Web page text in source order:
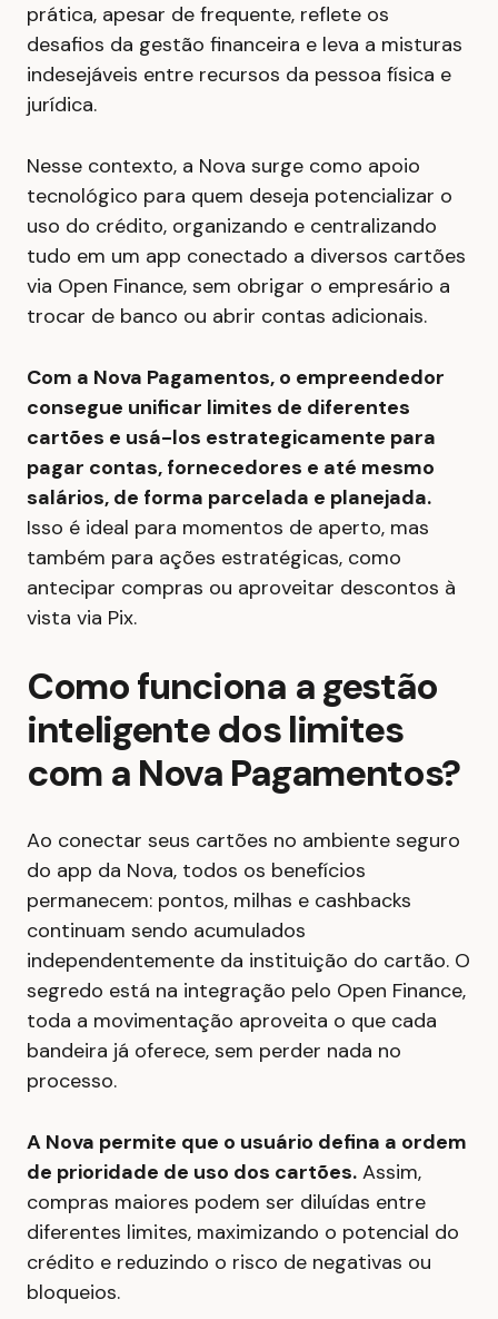
prática, apesar de frequente, reflete os
desafios da gestão financeira e leva a misturas
indesejáveis entre recursos da pessoa física e
jurídica.
Nesse contexto, a Nova surge como apoio
tecnológico para quem deseja potencializar o
uso do crédito, organizando e centralizando
tudo em um app conectado a diversos cartões
via Open Finance, sem obrigar o empresário a
trocar de banco ou abrir contas adicionais.
Com a Nova Pagamentos, o empreendedor
consegue unificar limites de diferentes
cartões e usá-los estrategicamente para
pagar contas, fornecedores e até mesmo
salários, de forma parcelada e planejada.
Isso é ideal para momentos de aperto, mas
também para ações estratégicas, como
antecipar compras ou aproveitar descontos à
vista via Pix.
Como funciona a gestão
inteligente dos limites
com a Nova Pagamentos?
Ao conectar seus cartões no ambiente seguro
do app da Nova, todos os benefícios
permanecem: pontos, milhas e cashbacks
continuam sendo acumulados
independentemente da instituição do cartão. O
segredo está na integração pelo Open Finance,
toda a movimentação aproveita o que cada
bandeira já oferece, sem perder nada no
processo.
A Nova permite que o usuário defina a ordem
de prioridade de uso dos cartões. Assim,
compras maiores podem ser diluídas entre
diferentes limites, maximizando o potencial do
crédito e reduzindo o risco de negativas ou
bloqueios.